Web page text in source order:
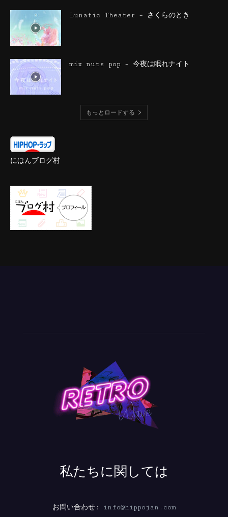
Lunatic Theater – さくらのとき
mix nuts pop – 今夜は眠れナイト
もっとロードする
にほんブログ村
私たちに関しては
お問い合わせ: info@hippojan.com